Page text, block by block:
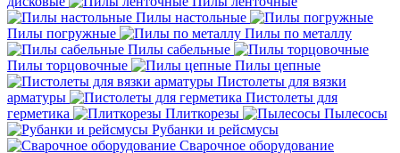
Пилы настольные
Пилы погружные
Пилы по металлу
Пилы сабельные
Пилы торцовочные
Пилы цепные
Пистолеты для вязки
арматуры
Пистолеты для
герметика
Плиткорезы
Пылесосы
Рубанки и рейсмусы
Сварочное оборудование